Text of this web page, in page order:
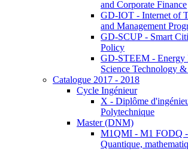
and Corporate Finance
GD-IOT - Internet of
and Management
GD-SCUP - Smart
Policy
GD-STEEM - Energy
Science Technology
Catalogue 2017 - 2018
Cycle Ingénieur
X - Diplôme
Polytechnique
Master (DNM)
M1QMI - M1 FODQ
Quantique,